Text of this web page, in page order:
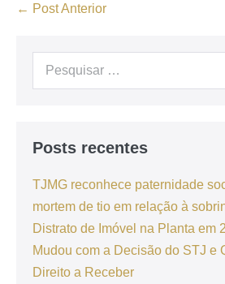
← Post Anterior
Posts recentes
TJMG reconhece paternidade
mortem de tio em relação à
Distrato de Imóvel na Planta em
Mudou com a Decisão do STJ e
Direito a Receber